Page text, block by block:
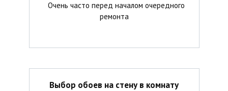
Очень часто перед началом очередного
ремонта
Выбор обоев на стену в комнату